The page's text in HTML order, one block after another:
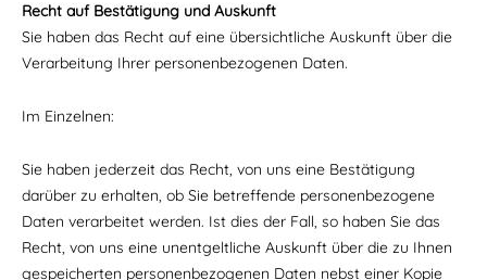
Recht auf Bestätigung und Auskunft
Sie haben das Recht auf eine übersichtliche Auskunft über die
Verarbeitung Ihrer personenbezogenen Daten.
Im Einzelnen:
Sie haben jederzeit das Recht, von uns eine Bestätigung
darüber zu erhalten, ob Sie betreffende personenbezogene
Daten verarbeitet werden. Ist dies der Fall, so haben Sie das
Recht, von uns eine unentgeltliche Auskunft über die zu Ihnen
gespeicherten personenbezogenen Daten nebst einer Kopie